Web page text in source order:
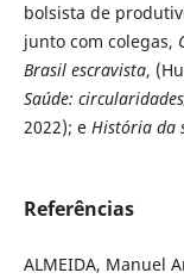
bolsista de
junto com colegas,
Brasil escravista,
Saúde:
2022); e História da
Referências
ALMEIDA, Manuel